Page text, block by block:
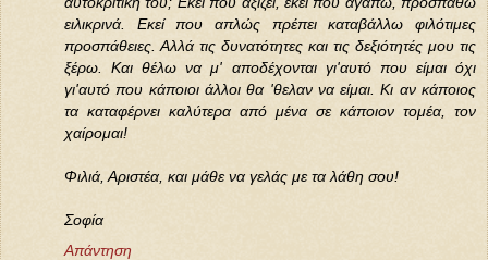
ειλικρινά. Εκεί που απλώς πρέπει καταβάλλω φιλότιμες
προσπάθειες. Αλλά τις δυνατότητες και τις δεξιότητές μου τις
ξέρω. Και θέλω να μ' αποδέχονται γι'αυτό που είμαι όχι
γι'αυτό που κάποιοι άλλοι θα 'θελαν να είμαι. Κι αν κάποιος
τα καταφέρνει καλύτερα από μένα σε κάποιον τομέα, τον
χαίρομαι!
Φιλιά, Αριστέα, και μάθε να γελάς με τα λάθη σου!
Σοφία
Απάντηση